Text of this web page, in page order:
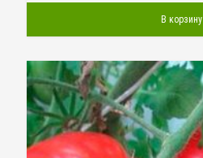
В корзину